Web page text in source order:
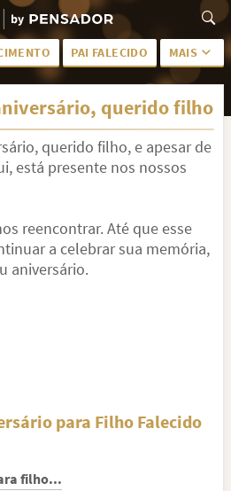
PAI FALECIDO MAIS
PALAVRAS
PÊSAMES
DESCANSE EM PAZ
AS CATEGORIAS
querido filho
querido filho, e apesar de
está presente nos nossos
reencontrar. Até que esse
a celebrar sua memória,
aniversário.
para Filho Falecido
filho...